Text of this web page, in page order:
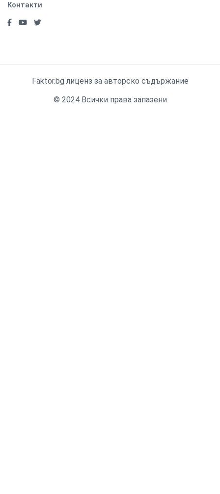
Контакти
Faktor.bg лиценз за авторско съдържание
© 2024 Всички права запазени